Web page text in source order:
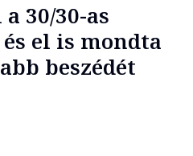
30/30-as
el is mondta
beszédét